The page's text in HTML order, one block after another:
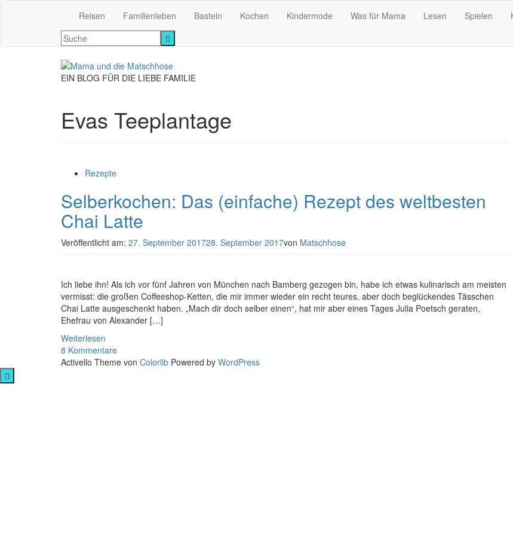
Reisen Familienleben Basteln Kochen Kindermode Was für Mama Lesen Spielen
EIN BLOG FÜR DIE LIEBE FAMILIE
Evas Teeplantage
Rezepte
Selberkochen: Das (einfache) Rezept des weltbesten
Chai Latte
Veröffentlicht am: 27. September 201728. September 2017von Matschhose
Ich liebe ihn! Als ich vor fünf Jahren von München nach Bamberg gezogen bin, habe ich etwas kulinarisch am meisten
vermisst: die großen Coffeeshop-Ketten, die mir immer wieder ein recht teures, aber doch beglückendes Tässchen
Chai Latte ausgeschenkt haben. „Mach dir doch selber einen“, hat mir aber eines Tages Julia Poetsch geraten,
Ehefrau von Alexander […]
Weiterlesen
8 Kommentare
Activello Theme von Colorlib Powered by WordPress